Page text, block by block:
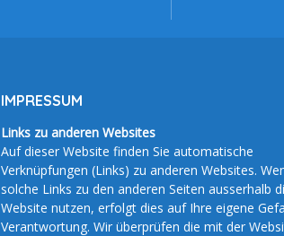
IMPRESSUM
Links zu anderen Websites
Auf dieser Website finden Sie automatische
Verknüpfungen (Links) zu anderen Websites.
solche Links zu den anderen Seiten ausserhalb
Website nutzen, erfolgt dies auf Ihre eigene
Verantwortung. Wir überprüfen die mit der